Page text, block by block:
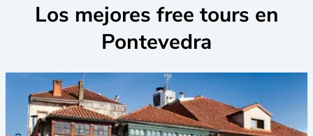
Los mejores free tours en
Pontevedra